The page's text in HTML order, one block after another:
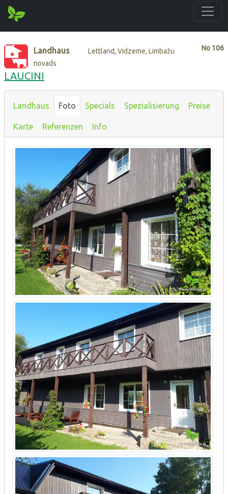
No 106
Landhaus
Lettland, Vidzeme, Limbažu
novads
LAUCINI
Landhaus Foto Specials Spezialisierung Preise
Karte Referenzen Info